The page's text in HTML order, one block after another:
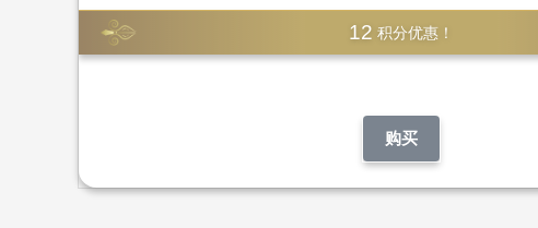
12 积分优惠！
购买